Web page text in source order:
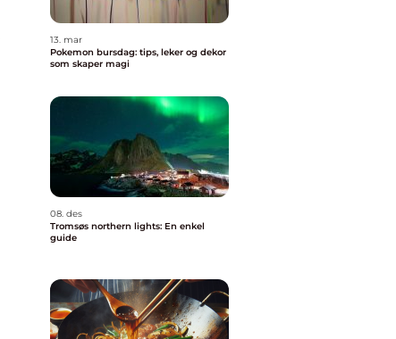
13. mar
Pokemon bursdag: tips, leker og dekor
som skaper magi
08. des
Tromsøs northern lights: En enkel
guide